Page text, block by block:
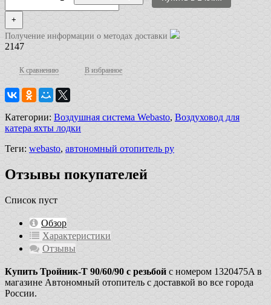
+
Получение информации о методах доставки
2147
К сравнению В избранное
Категории: Воздушная система Webasto, Воздуховод для
катера яхты лодки
Теги: webasto, автономный отопитель ру
Отзывы покупателей
Список пуст
Обзор
Характеристики
Отзывы
Купить Тройник-T 90/60/90 с резьбой с номером 1320475A в
магазине Автономный отопитель с доставкой во все города
России.